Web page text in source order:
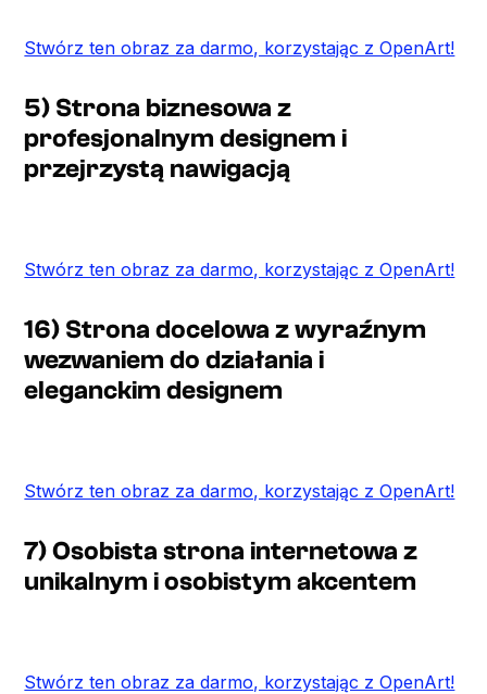
Stwórz ten obraz za darmo, korzystając z OpenArt!
5) Strona biznesowa z
profesjonalnym designem i
przejrzystą nawigacją
Stwórz ten obraz za darmo, korzystając z OpenArt!
16) Strona docelowa z wyraźnym
wezwaniem do działania i
eleganckim designem
Stwórz ten obraz za darmo, korzystając z OpenArt!
7) Osobista strona internetowa z
unikalnym i osobistym akcentem
Stwórz ten obraz za darmo, korzystając z OpenArt!